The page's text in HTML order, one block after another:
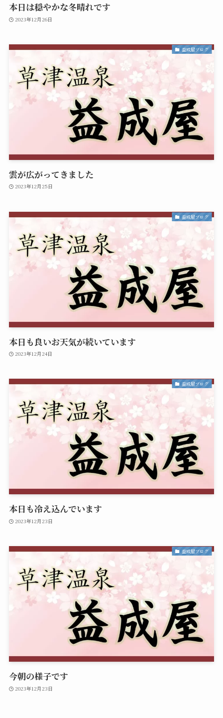
本日は穏やかな冬晴れです
2023年12月26日
益成屋ブログ
雲が広がってきました
2023年12月25日
益成屋ブログ
本日も良いお天気が続いています
2023年12月24日
益成屋ブログ
本日も冷え込んでいます
2023年12月23日
益成屋ブログ
今朝の様子です
2023年12月23日